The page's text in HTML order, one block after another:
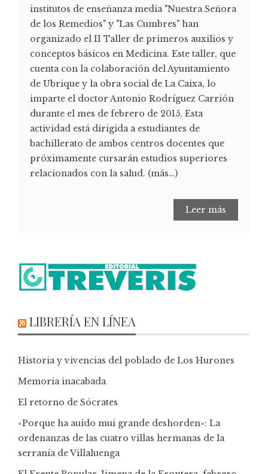
institutos de enseñanza media "Nuestra Señora
de los Remedios" y "Las Cumbres" han
organizado el II Taller de primeros auxilios y
conceptos básicos en Medicina. Este taller, que
cuenta con la colaboración del Ayuntamiento
de Ubrique y la obra social de La Caixa, lo
imparte el doctor Antonio Rodríguez Carrión
durante el mes de febrero de 2015. Esta
actividad está dirigida a estudiantes de
bachillerato de ambos centros docentes que
próximamente cursarán estudios superiores
relacionados con la salud. (más…)
Leer más
LIBRERÍA EN LÍNEA
Historia y vivencias del poblado de Los Hurones
Memoria inacabada
El retorno de Sócrates
«Porque ha auido mui grande deshorden»: La
ordenanzas de las cuatro villas hermanas de la
serranía de Villaluenga